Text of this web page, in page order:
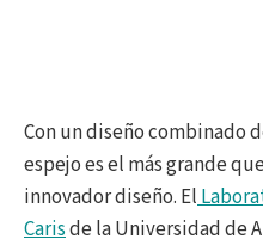
Con un diseño combinado
espejo es el más grande
innovador diseño. El
Carisde la Universidad de